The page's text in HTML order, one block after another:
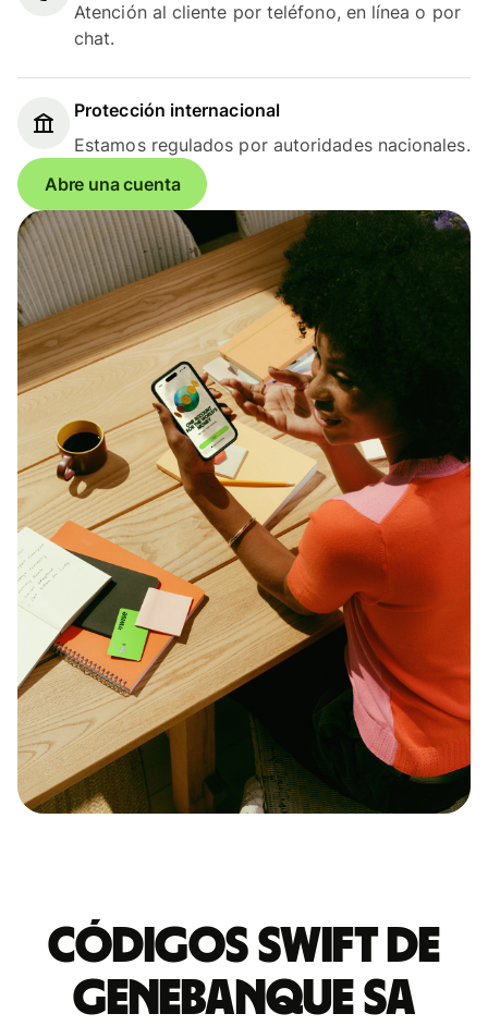
Atención al cliente por teléfono, en línea o por
chat.
Protección internacional
Estamos regulados por autoridades nacionales.
Abre una cuenta
Códigos Swift de
GENEBANQUE SA